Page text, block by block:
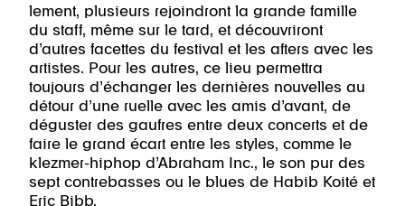
lement, plusieurs rejoindront la grande famille
du staff, même sur le tard, et découvriront
d’autres facettes du festival et les afters avec les
artistes. Pour les autres, ce lieu permettra
toujours d’échanger les dernières nouvelles au
détour d’une ruelle avec les amis d’avant, de
déguster des gaufres entre deux concerts et de
faire le grand écart entre les styles, comme le
klezmer-hiphop d’Abraham Inc., le son pur des
sept contrebasses ou le blues de Habib Koité et
Eric Bibb.